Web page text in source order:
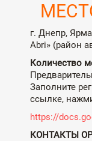
г. Днепр,
Abri» (район
Количество
Заполните
ссылке,
https://
КОНТАКТЫ